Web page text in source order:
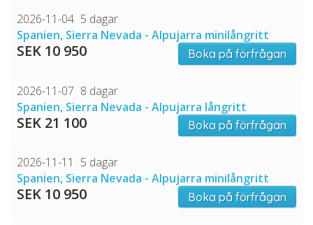
2026-11-04 5 dagar
Spanien, Sierra Nevada - Alpujarra minilångritt
SEK 10 950 Boka på förfrågan
2026-11-07 8 dagar
Spanien, Sierra Nevada - Alpujarra långritt
SEK 21 100 Boka på förfrågan
2026-11-11
5 dagar
Spanien, Sierra Nevada - Alpujarra minilångritt
SEK 10 950 Boka på förfrågan